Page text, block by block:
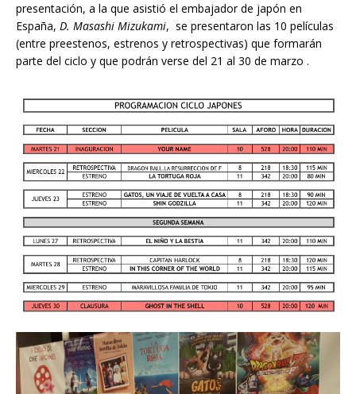
presentación, a la que asistió el embajador de japón en
España, D. Masashi Mizukami, se presentaron las 10 películas
(entre preestenos, estrenos y retrospectivas) que formarán
parte del ciclo y que podrán verse del 21 al 30 de marzo .